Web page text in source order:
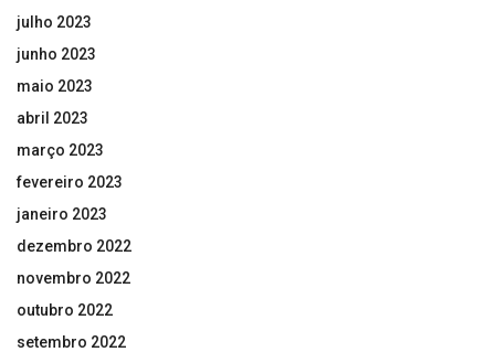
julho 2023
junho 2023
maio 2023
abril 2023
março 2023
fevereiro 2023
janeiro 2023
dezembro 2022
novembro 2022
outubro 2022
setembro 2022